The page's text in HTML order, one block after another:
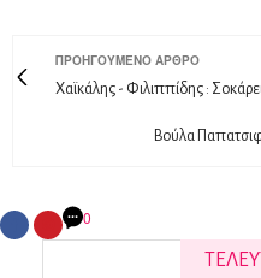
ΠΡΟΗΓΟΎΜΕΝΟ ΆΡΘΡΟ
Χαϊκάλης - Φιλιππίδης :
Βούλα
0